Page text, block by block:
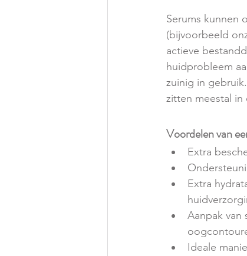
Serums kunnen
(bijvoorbeeld
actieve
huidprobleem
zuinig in
zitten meestal
Voordelen van
Extra
Extra
Aanpak van
Ideale